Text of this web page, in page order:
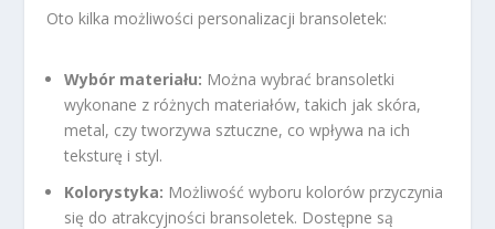
Oto kilka możliwości personalizacji bransoletek:
Wybór materiału: Można wybrać bransoletki
wykonane z różnych materiałów, takich jak skóra,
metal, czy tworzywa sztuczne, co wpływa na ich
teksturę i styl.
Kolorystyka: Możliwość wyboru kolorów przyczynia
się do atrakcyjności bransoletek. Dostępne są